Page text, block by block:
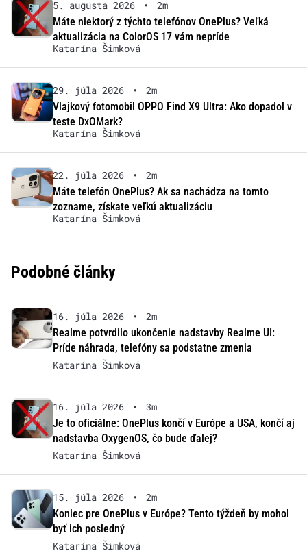
5. augusta 2026 •
2m
Máte niektorý z týchto telefónov OnePlus? Veľká
aktualizácia na ColorOS 17 vám nepríde
Katarína Šimková
29. júla 2026 •
2m
Vlajkový fotomobil OPPO Find X9 Ultra: Ako dopadol v
teste DxOMark?
Katarína Šimková
22. júla 2026 •
2m
Máte telefón OnePlus? Ak sa nachádza na tomto
zozname, získate veľkú aktualizáciu
Katarína Šimková
Podobné články
16. júla 2026 •
2m
Realme potvrdilo ukončenie nadstavby Realme UI:
Príde náhrada, telefóny sa podstatne zmenia
Katarína Šimková
16. júla 2026 •
3m
Je to oficiálne: OnePlus končí v Európe a USA, končí aj
nadstavba OxygenOS, čo bude ďalej?
Katarína Šimková
15. júla 2026 •
2m
Koniec pre OnePlus v Európe? Tento týždeň by mohol
byť ich posledný
Katarína Šimková